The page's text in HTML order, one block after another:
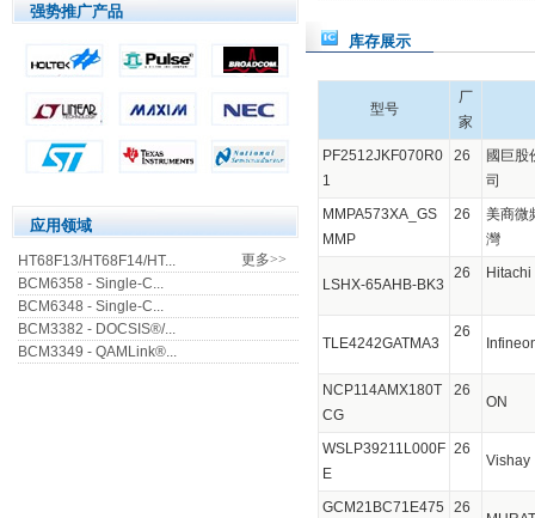
强势推广产品
应用领域
更多>>
HT68F13/HT68F14/HT...
BCM6358 - Single-C...
BCM6348 - Single-C...
BCM3382 - DOCSIS®/...
BCM3349 - QAMLink®...
库存展示
型号
厂
家
PF2512JKF070R0
1
26
國巨股
司
MMPA573XA_GS
MMP
26
美商微
灣
LSHX-65AHB-BK3
26
TLE4242GATMA3
26
NCP114AMX180T
CG
26
ON
WSLP39211L000F
E
26
GCM21BC71E475
26